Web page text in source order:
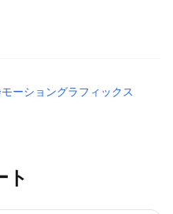
ーショングラフィックス
ト